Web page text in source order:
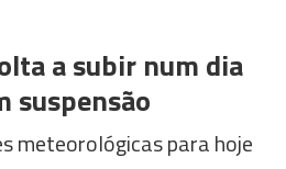
a subir num dia
suspensão
meteorológicas para hoje